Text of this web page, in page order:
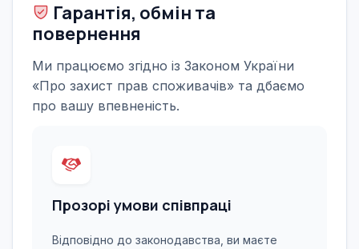
Гарантія, обмін та
повернення
Ми працюємо згідно із Законом України
«Про захист прав споживачів» та дбаємо
про вашу впевненість.
Прозорі умови співпраці
Відповідно до законодавства, ви маєте